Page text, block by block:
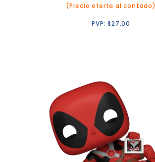
(Precio oferta al contado)
PVP:$27.00